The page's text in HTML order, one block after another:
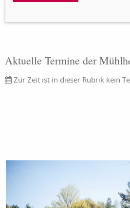
Aktuelle Termine der
Zur Zeit ist in dieser Rubrik kein